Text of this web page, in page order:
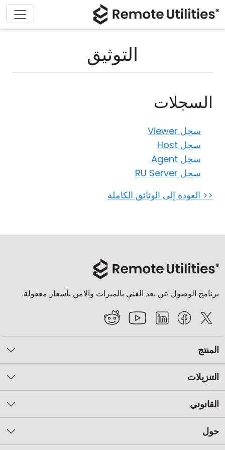
التوثيق
السجلات
سجل Viewer
سجل Host
سجل Agent
سجل RU Server
<< العودة إلى الوثائق الكاملة
برنامج الوصول عن بعد الغني بالميزات والآمن بأسعار معقولة.
المنتج
التنزيلات
القانوني
حول